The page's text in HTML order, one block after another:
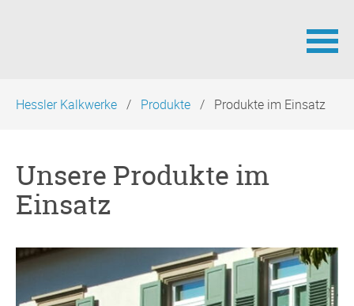
überspringen
Hessler Kalkwerke Produkte Produkte im Einsatz
Unsere Produkte im
Einsatz